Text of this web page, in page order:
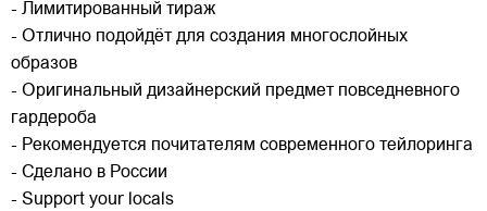
- Лимитированный тираж
- Отлично подойдёт для создания многослойных
образов
- Оригинальный дизайнерский предмет повседневного
гардероба
- Рекомендуется почитателям современного тейлоринга
- Сделано в России
- Support your locals